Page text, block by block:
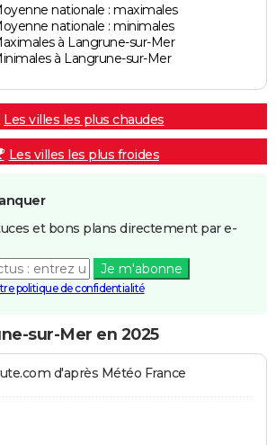
nationale : maximales
nationale : minimales
à Langrune-sur-Mer
à Langrune-sur-Mer
Les villes les plus chaudes
Les villes les plus froides
et bons plans directement par e-
Je m'abonne
politique de confidentialité
sur-Mer en 2025
d'après Météo France